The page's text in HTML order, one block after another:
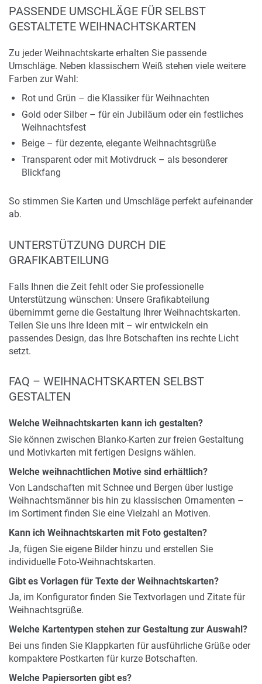
PASSENDE UMSCHLÄGE FÜR SELBST
GESTALTETE WEIHNACHTSKARTEN
Zu jeder Weihnachtskarte erhalten Sie passende
Umschläge. Neben klassischem Weiß stehen viele weitere
Farben zur Wahl:
Rot und Grün – die Klassiker für Weihnachten
Gold oder Silber – für ein Jubiläum oder ein festliches
Weihnachtsfest
Beige – für dezente, elegante Weihnachtsgrüße
Transparent oder mit Motivdruck – als besonderer
Blickfang
So stimmen Sie Karten und Umschläge perfekt aufeinander
ab.
UNTERSTÜTZUNG DURCH DIE
GRAFIKABTEILUNG
Falls Ihnen die Zeit fehlt oder Sie professionelle
Unterstützung wünschen: Unsere Grafikabteilung
übernimmt gerne die Gestaltung Ihrer Weihnachtskarten.
Teilen Sie uns Ihre Ideen mit – wir entwickeln ein
passendes Design, das Ihre Botschaften ins rechte Licht
setzt.
FAQ – WEIHNACHTSKARTEN SELBST
GESTALTEN
Welche Weihnachtskarten kann ich gestalten?
Sie können zwischen Blanko-Karten zur freien Gestaltung
und Motivkarten mit fertigen Designs wählen.
Welche weihnachtlichen Motive sind erhältlich?
Von Landschaften mit Schnee und Bergen über lustige
Weihnachtsmänner bis hin zu klassischen Ornamenten –
im Sortiment finden Sie eine Vielzahl an Motiven.
Kann ich Weihnachtskarten mit Foto gestalten?
Ja, fügen Sie eigene Bilder hinzu und erstellen Sie
individuelle Foto-Weihnachtskarten.
Gibt es Vorlagen für Texte der Weihnachtskarten?
Ja, im Konfigurator finden Sie Textvorlagen und Zitate für
Weihnachtsgrüße.
Welche Kartentypen stehen zur Gestaltung zur Auswahl?
Bei uns finden Sie Klappkarten für ausführliche Grüße oder
kompaktere Postkarten für kurze Botschaften.
Welche Papiersorten gibt es?